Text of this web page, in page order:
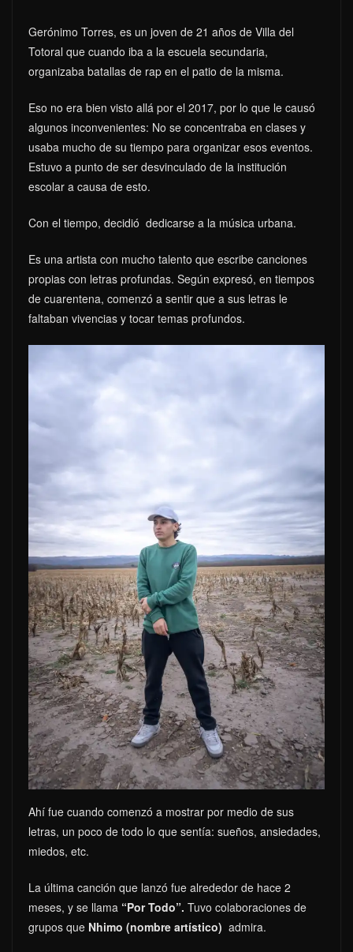
Gerónimo Torres, es un joven de 21 años de Villa del
Totoral que cuando iba a la escuela secundaria,
organizaba batallas de rap en el patio de la misma.
Eso no era bien visto allá por el 2017, por lo que le causó
algunos inconvenientes: No se concentraba en clases y
usaba mucho de su tiempo para organizar esos eventos.
Estuvo a punto de ser desvinculado de la institución
escolar a causa de esto.
Con el tiempo, decidió dedicarse a la música urbana.
Es una artista con mucho talento que escribe canciones
propias con letras profundas. Según expresó, en tiempos
de cuarentena, comenzó a sentir que a sus letras le
faltaban vivencias y tocar temas profundos.
Ahí fue cuando comenzó a mostrar por medio de sus
letras, un poco de todo lo que sentía: sueños, ansiedades,
miedos, etc.
La última canción que lanzó fue alrededor de hace 2
meses, y se llama “Por Todo”. Tuvo colaboraciones de
grupos que Nhimo (nombre artístico) admira.